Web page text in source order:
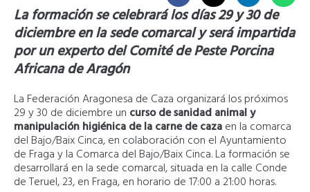
La formación se celebrará los días 29 y 30 de
diciembre en la sede comarcal y será impartida
por un experto del Comité de Peste Porcina
Africana de Aragón
La Federación Aragonesa de Caza organizará los próximos
29 y 30 de diciembre un curso de sanidad animal y
manipulación higiénica de la carne de cazaen la comarca
del Bajo/Baix Cinca, en colaboración con el Ayuntamiento
de Fraga y la Comarca del Bajo/Baix Cinca. La formación se
desarrollará en la sede comarcal, situada en la calle Conde
de Teruel, 23, en Fraga, en horario de 17:00 a 21:00 horas.